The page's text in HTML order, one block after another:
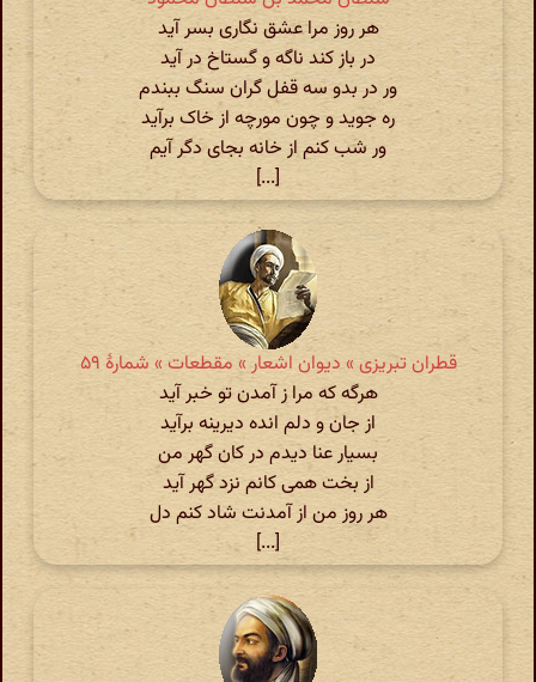
هر روز مرا عشق نگاری بسر آید
در باز کند ناگه و گستاخ در آید
ور در بدو سه قفل گران سنگ ببندم
ره جوید و چون مورچه از خاک برآید
ور شب کنم از خانه بجای دگر آیم
[...]
قطران تبریزی » دیوان اشعار » مقطعات » شمارهٔ ۵۹
هرگه که مرا ز آمدن تو خبر آید
از جان و دلم انده دیرینه برآید
بسیار عنا دیدم در کان گهر من
از بخت همی کانم نزد گهر آید
هر روز من از آمدنت شاد کنم دل
[...]